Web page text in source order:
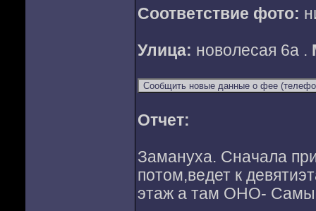
Соответствие фото:
Улица: новолесая 6а .
Отчет:
Замануха. Сначала
потом,ведет к
этаж а там ОНО-